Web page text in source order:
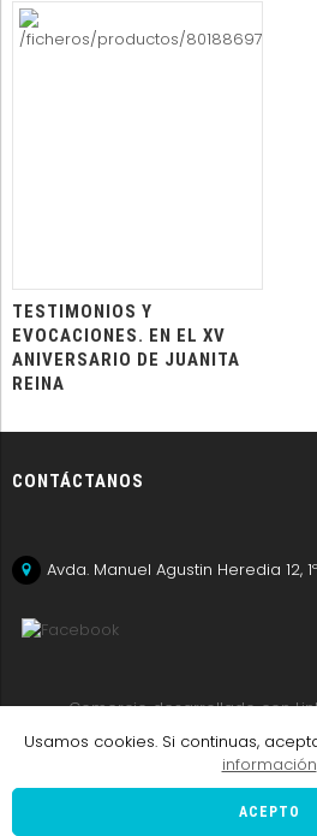
Usamos cookies. Si continuas,
información
ACEPTO
TESTIMONIOS Y
EVOCACIONES. EN EL XV
ANIVERSARIO DE JUANITA
REINA
CONTÁCTANOS
Avda. Manuel Agustin Heredia 12,
Comercio desarrollado con